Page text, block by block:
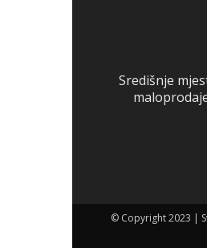
Središnje
© Copyright 2023 |